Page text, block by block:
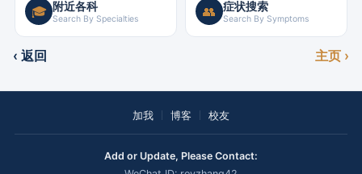
🎓 附近各科
Search By Specialties 👥 症状搜索
Search By Symptoms
‹ 返回 主页 ›
加我 博客 校友
Add or Update, Please Contact: